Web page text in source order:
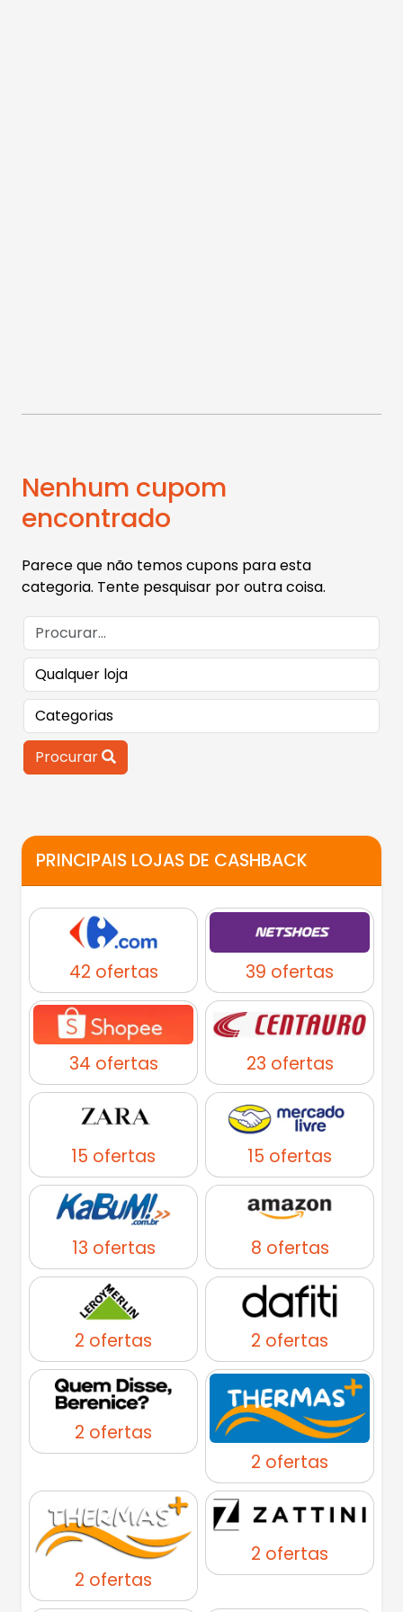
Nenhum cupom
encontrado
Parece que não temos cupons para esta
categoria. Tente pesquisar por outra coisa.
Procurar
PRINCIPAIS LOJAS DE CASHBACK
42 ofertas 39 ofertas
34 ofertas 23 ofertas
15 ofertas 15 ofertas
13 ofertas 8 ofertas
2 ofertas 2 ofertas
2 ofertas
2 ofertas
2 ofertas
2 ofertas